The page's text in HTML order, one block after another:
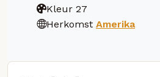
Kleur 27
Herkomst Amerika